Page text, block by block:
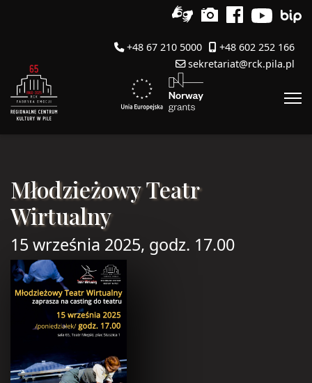
+48 67 210 5000
+48 602 252 166
sekretariat@rck.pila.pl
Młodzieżowy Teatr
Wirtualny
15 września 2025, godz. 17.00